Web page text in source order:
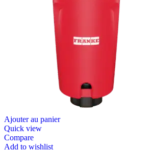
Ajouter au panier
Quick view
Compare
Add to wishlist